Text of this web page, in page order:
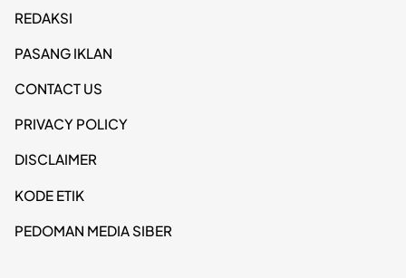
REDAKSI
PASANG IKLAN
CONTACT US
PRIVACY POLICY
DISCLAIMER
KODE ETIK
PEDOMAN MEDIA SIBER